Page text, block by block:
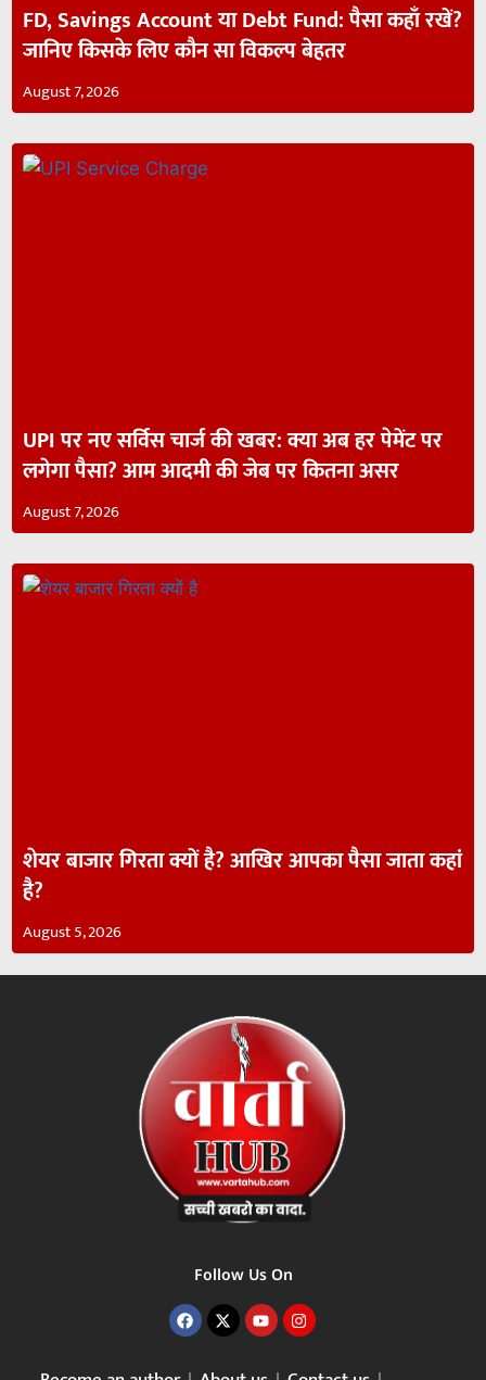
FD, Savings Account या Debt Fund: पैसा कहाँ रखें?
जानिए किसके लिए कौन सा विकल्प बेहतर
August 7, 2026
UPI पर नए सर्विस चार्ज की खबर: क्या अब हर पेमेंट पर
लगेगा पैसा? आम आदमी की जेब पर कितना असर
August 7, 2026
शेयर बाजार गिरता क्यों है? आखिर आपका पैसा जाता कहां
है?
August 5, 2026
Follow Us On